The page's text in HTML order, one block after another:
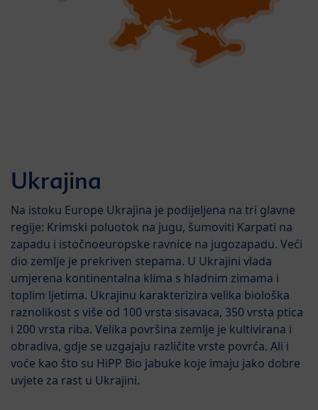
Ukrajina
Na istoku Europe Ukrajina je podijeljena na tri glavne
regije: Krimski poluotok na jugu, šumoviti Karpati na
zapadu i istočnoeuropske ravnice na jugozapadu. Veći
dio zemlje je prekriven stepama. U Ukrajini vlada
umjerena kontinentalna klima s hladnim zimama i
toplim ljetima. Ukrajinu karakterizira velika biološka
raznolikost s više od 100 vrsta sisavaca, 350 vrsta ptica
i 200 vrsta riba. Velika površina zemlje je kultivirana i
obradiva, gdje se uzgajaju različite vrste povrća. Ali i
voće kao što su HiPP Bio jabuke koje imaju jako dobre
uvjete za rast u Ukrajini.